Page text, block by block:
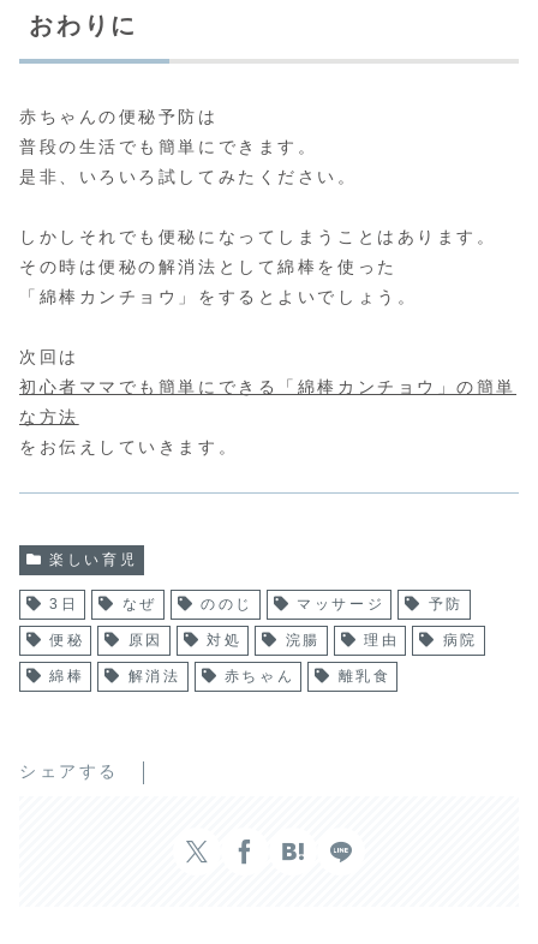
おわりに
赤ちゃんの便秘予防は
普段の生活でも簡単にできます。
是非、いろいろ試してみたください。
しかしそれでも便秘になってしまうことはあります。
その時は便秘の解消法として綿棒を使った
「綿棒カンチョウ」をするとよいでしょう。
次回は
初心者ママでも簡単にできる「綿棒カンチョウ」の簡単
な方法
をお伝えしていきます。
楽しい育児
3日 なぜ ののじ マッサージ 予防
便秘 原因 対処 浣腸 理由 病院
綿棒 解消法 赤ちゃん 離乳食
シェアする